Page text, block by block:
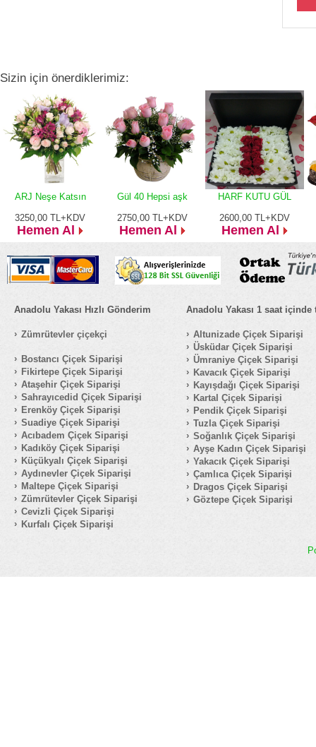
Sizin için önerdiklerimiz:
ARJ Neşe Katsın
3250,00 TL+KDV
Hemen Al
Gül 40 Hepsi aşk
2750,00 TL+KDV
Hemen Al
HARF KUTU GÜL
2600,00 TL+KDV
Hemen Al
Anadolu Yakası Hızlı Gönderim
Zümrütevler çiçekçi
Bostancı Çiçek Siparişi
Fikirtepe Çiçek Siparişi
Ataşehir Çiçek Siparişi
Sahrayıcedid Çiçek Siparişi
Erenköy Çiçek Siparişi
Suadiye Çiçek Siparişi
Acıbadem Çiçek Siparişi
Kadıköy Çiçek Siparişi
Küçükyalı Çiçek Siparişi
Aydınevler Çiçek Siparişi
Maltepe Çiçek Siparişi
Zümrütevler Çiçek Siparişi
Cevizli Çiçek Siparişi
Kurfalı Çiçek Siparişi
Anadolu Yakası 1 saat içinde
Altunizade Çiçek Siparişi
Üsküdar Çiçek Siparişi
Ümraniye Çiçek Siparişi
Kavacık Çiçek Siparişi
Kayışdağı Çiçek Siparişi
Kartal Çiçek Siparişi
Pendik Çiçek Siparişi
Tuzla Çiçek Siparişi
Soğanlık Çiçek Siparişi
Ayşe Kadın Çiçek Siparişi
Yakacık Çiçek Siparişi
Çamlıca Çiçek Siparişi
Dragos Çiçek Siparişi
Göztepe Çiçek Siparişi